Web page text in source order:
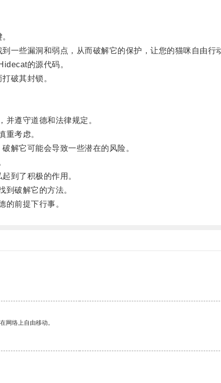
些漏洞和弱点，从而破解它的保护，让您的猫咪自由行
的源代码。
破其封锁。
遵守道德和法律规定。
考虑。
它可能会导致一些潜在的风险。
到了积极的作用。
破解它的方法。
前提下行事。
网络上自由移动。